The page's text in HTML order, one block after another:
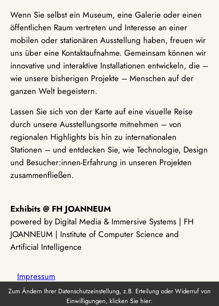
Wenn Sie selbst ein Museum, eine Galerie oder einen
öffentlichen Raum vertreten und Interesse an einer
mobilen oder stationären Ausstellung haben, freuen wir
uns über eine Kontaktaufnahme. Gemeinsam können wir
innovative und interaktive Installationen entwickeln, die –
wie unsere bisherigen Projekte – Menschen auf der
ganzen Welt begeistern.
Lassen Sie sich von der Karte auf eine visuelle Reise
durch unsere Ausstellungsorte mitnehmen – von
regionalen Highlights bis hin zu internationalen
Stationen – und entdecken Sie, wie Technologie, Design
und Besucher:innen-Erfahrung in unseren Projekten
zusammenfließen.
Exhibits @ FH JOANNEUM
powered by Digital Media & Immersive Systems | FH
JOANNEUM | Institute of Computer Science and
Artificial Intelligence
Impressum
Zum Ändern Ihrer Datenschutzeinstellung, z.B. Erteilung oder Widerruf von
Einwilligungen, klicken Sie hier: